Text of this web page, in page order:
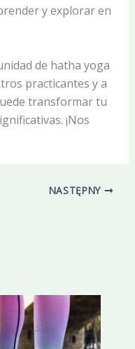
y explorar en
de hatha yoga
practicantes y a
transformar tu
¡Nos
NASTĘPNY